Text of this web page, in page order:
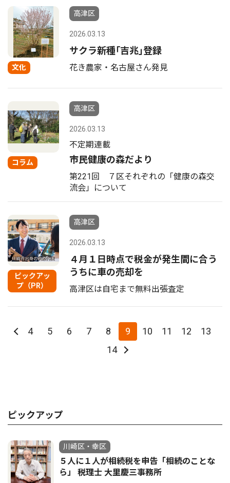
文化
高津区
2026.03.13
サクラ新種｢吉兆｣登録
花き農家・名古屋さん発見
コラム
高津区
2026.03.13
不定期連載
市民健康の森だより
第221回 ７区それぞれの「健康の森交
流会」について
ピックアッ
プ（PR）
高津区
2026.03.13
４月１日時点で税金が発生間に合う
うちに車の売却を
高津区は自宅まで無料出張査定
4 5 6 7 8 9 10 11 12
13
14
ピックアップ
川崎区・幸区
５人に１人が相続税を申告「相続のことな
ら」 税理士 大里慶三事務所